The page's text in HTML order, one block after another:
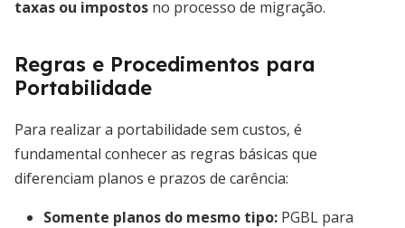
taxas ou impostos no processo de migração.
Regras e Procedimentos para
Portabilidade
Para realizar a portabilidade sem custos, é
fundamental conhecer as regras básicas que
diferenciam planos e prazos de carência:
Somente planos do mesmo tipo: PGBL para